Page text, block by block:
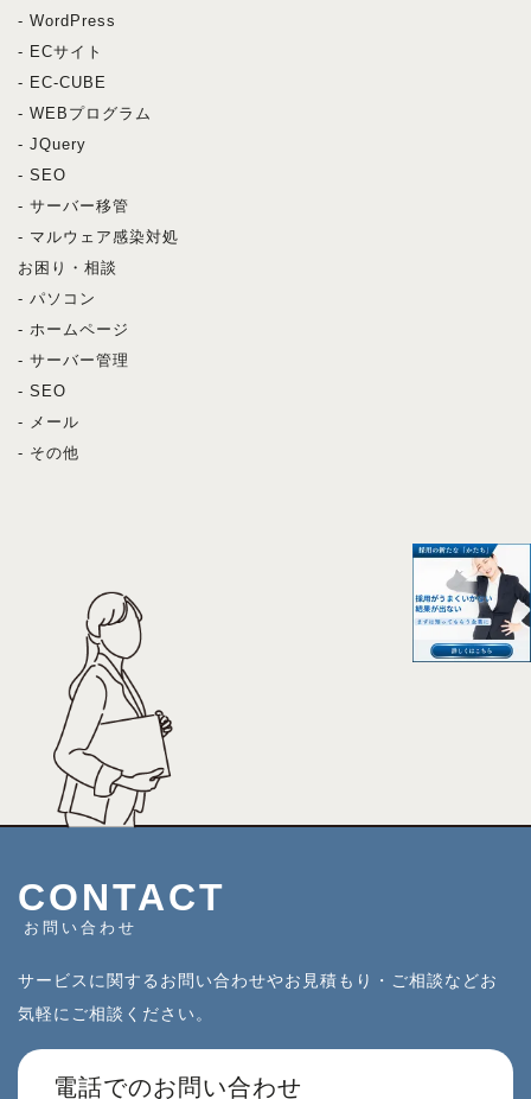
- WordPress
- ECサイト
- EC-CUBE
- WEBプログラム
- JQuery
- SEO
- サーバー移管
- マルウェア感染対処
お困り・相談
- パソコン
- ホームページ
- サーバー管理
- SEO
- メール
- その他
CONTACT
お問い合わせ
サービスに関するお問い合わせやお見積もり・ご相談などお
気軽にご相談ください。
電話でのお問い合わせ